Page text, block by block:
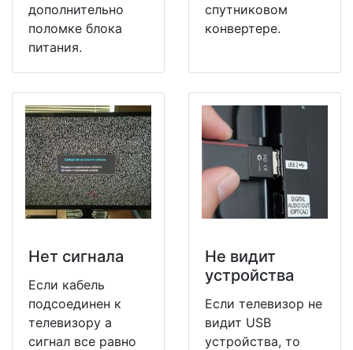
дополнительно
поломке блока
питания.
спутниковом
конвертере.
Нет сигнала
Если кабель
подсоединен к
телевизору а
сигнал все равно
Не видит
устройства
Если телевизор не
видит USB
устройства, то